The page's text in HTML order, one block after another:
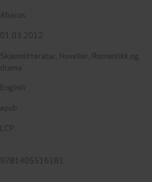
Abacus
01.03.2012
Skjønnlitteratur Noveller Romantikk og
drama
English
epub
LCP
9781405516181